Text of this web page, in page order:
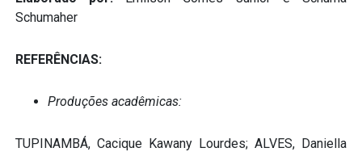
Schumaher
REFERÊNCIAS:
Produções acadêmicas:
TUPINAMBÁ, Cacique Kawany Lourdes; ALVES, Daniella